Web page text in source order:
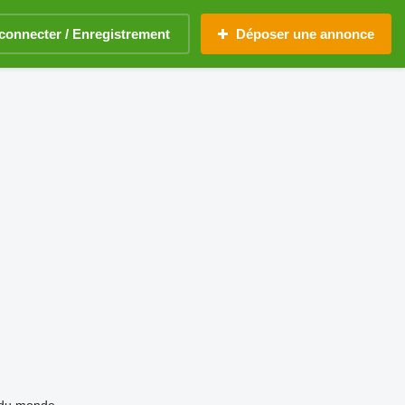
/ Enregistrement Déposer une annonce